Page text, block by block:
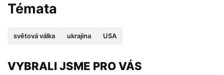
Témata
světová válka ukrajina USA
VYBRALI JSME PRO VÁS